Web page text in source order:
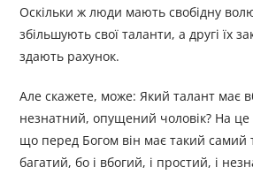
Оскільки ж люди мають свобідну
збільшують свої таланти, а другі їх
здають рахунок.
Але скажете, може: Який талант має
незнатний, опущений чоловік? На це
що перед Богом він має такий самий
багатий, бо і вбогий, і простий, і